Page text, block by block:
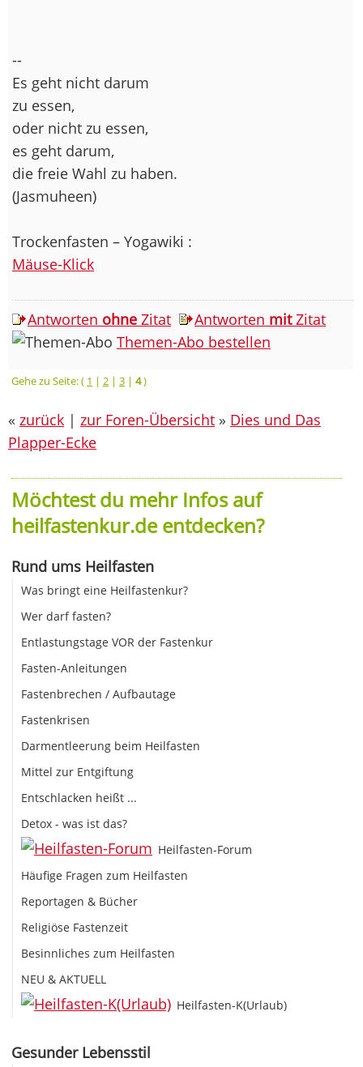
--
Es geht nicht darum
zu essen,
oder nicht zu essen,
es geht darum,
die freie Wahl zu haben.
(Jasmuheen)
Trockenfasten – Yogawiki :
Mäuse-Klick
Antworten ohne Zitat Antworten mitZitat
Themen-Abo bestellen
Gehe zu Seite: ( 1 | 2 | 3 | 4)
« zurück | zur Foren-Übersicht » Dies und Das
Plapper-Ecke
Möchtest du mehr Infos auf
heilfastenkur.de entdecken?
Rund ums Heilfasten
Was bringt eine Heilfastenkur?
Wer darf fasten?
Entlastungstage VOR der Fastenkur
Fasten-Anleitungen
Fastenbrechen / Aufbautage
Fastenkrisen
Darmentleerung beim Heilfasten
Mittel zur Entgiftung
Entschlacken heißt ...
Detox - was ist das?
Heilfasten-Forum
Häufige Fragen zum Heilfasten
Reportagen & Bücher
Religiöse Fastenzeit
Besinnliches zum Heilfasten
NEU & AKTUELL
Heilfasten-K(Urlaub)
Gesunder Lebensstil